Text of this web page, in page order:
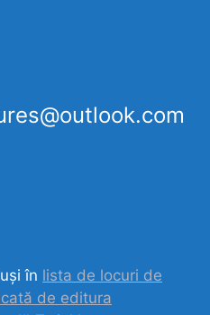
în lista de locuri de
de editura